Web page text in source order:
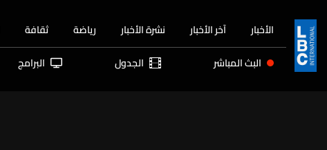
الأخبار آخر الأخبار نشرة الأخبار رياضة ثقافة
البث المباشر الجدول البرامج